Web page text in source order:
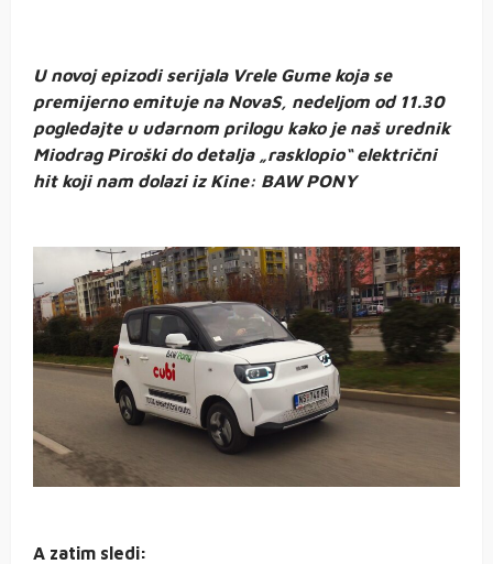
U novoj epizodi serijala Vrele Gume koja se
premijerno emituje na NovaS, nedeljom od 11.30
pogledajte u udarnom prilogu kako je naš urednik
Miodrag Piroški do detalja „rasklopio“ električni
hit koji nam dolazi iz Kine: BAW PONY
A zatim sledi: